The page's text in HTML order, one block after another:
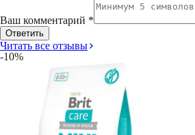
Ваш комментарий *
Ответить
Читать все отзывы
-10%